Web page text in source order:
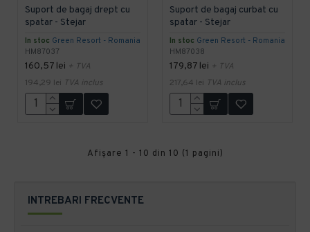
In stoc Green Resort - Romania
HM87037
Suport de bagaj drept cu
spatar - Stejar
160,57 lei + TVA
194,29 lei TVA inclus
In stoc Green Resort - Romania
HM87038
Suport de bagaj curbat cu
spatar - Stejar
179,87 lei + TVA
217,64 lei TVA inclus
Afişare 1 - 10 din 10 (1 pagini)
INTREBARI FRECVENTE